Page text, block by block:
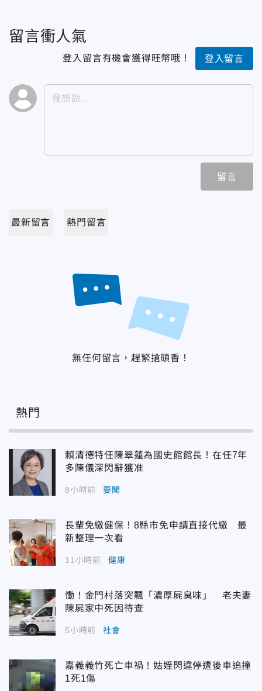
留言衝人氣
登入留言有機會獲得旺幣哦！ 登入留言
留言
最新留言 熱門留言
無任何留言，趕緊搶頭香！
熱門
賴清德特任陳翠蓮為國史館館長！在任7年
多陳儀深閃辭獲准
8小時前 要聞
長輩免繳健保！8縣市免申請直接代繳 最
新整理一次看
11小時前 健康
慟！金門村落突飄「濃厚屍臭味」 老夫妻
陳屍家中死因待查
5小時前 社會
嘉義義竹死亡車禍！姑姪閃違停遭後車追撞
1死1傷